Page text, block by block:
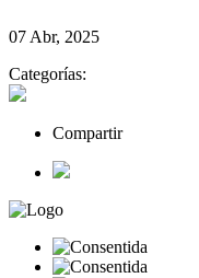
07 Abr, 2025
Categorías:
Compartir